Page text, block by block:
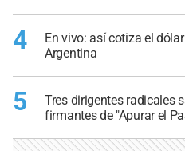
4
En vivo: así cotiza el
Argentina
5
Tres dirigentes radicales
firmantes de "Apurar el